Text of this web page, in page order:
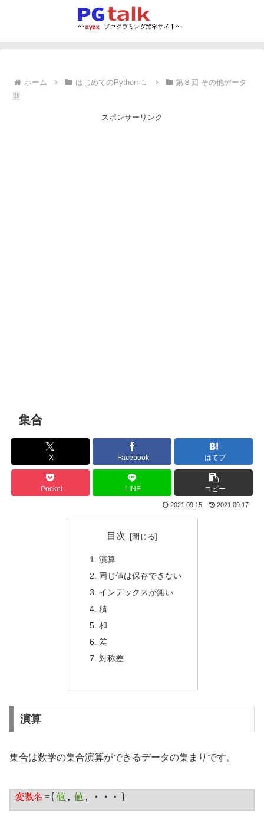
ホーム はじめてのPython-１
第８回 その他データ
型
スポンサーリンク
集合
X Facebook はてブ
Pocket LINE コピー
2021.09.15 2021.09.17
目次
演算
同じ値は保存できない
インデックスが無い
積
和
差
対称差
演算
集合は数学の集合演算ができるデータの集まりです。